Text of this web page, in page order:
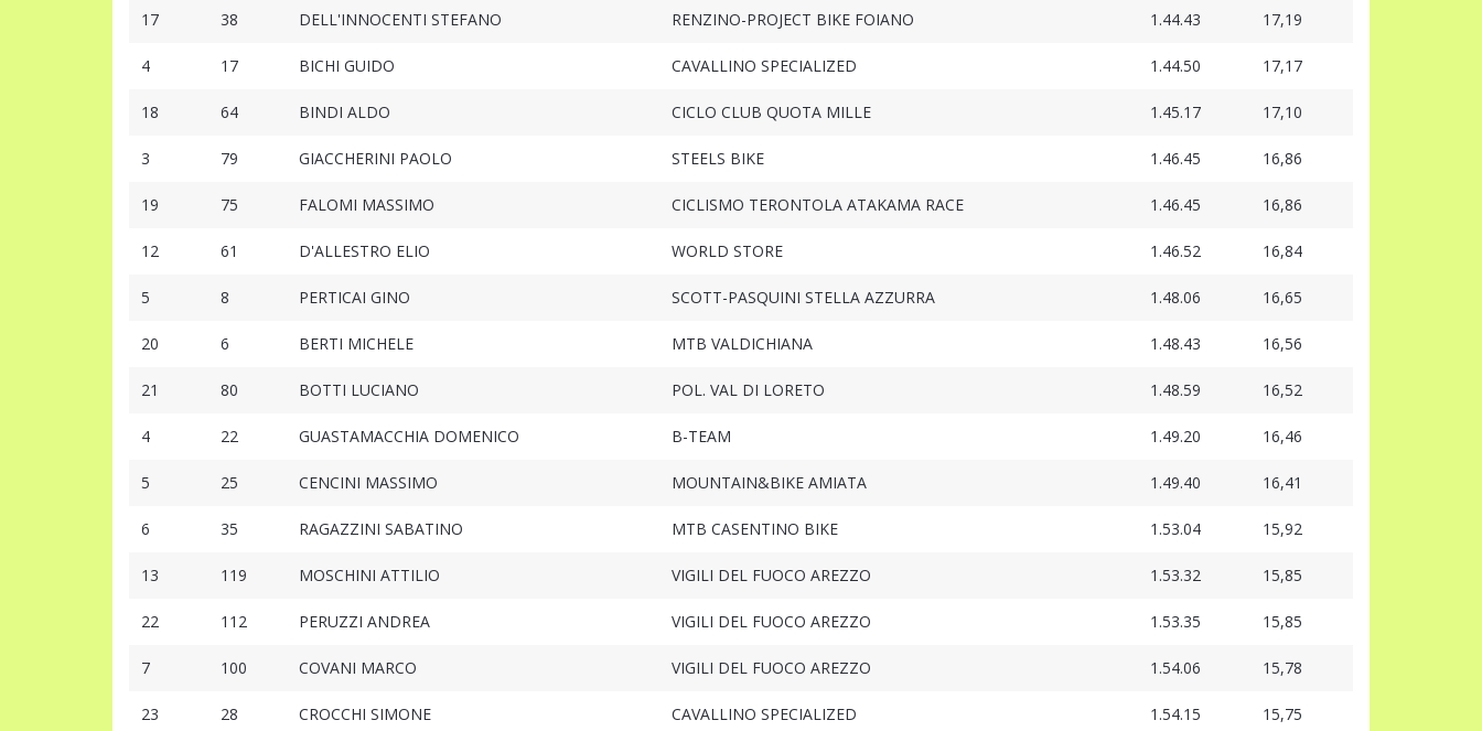
17 38 DELL'INNOCENTI STEFANO RENZINO-PROJECT BIKE FOIANO 1.44.43 17,19
4 17 BICHI GUIDO CAVALLINO SPECIALIZED 1.44.50 17,17
18 64 BINDI ALDO CICLO CLUB QUOTA MILLE 1.45.17 17,10
3 79 GIACCHERINI PAOLO STEELS BIKE 1.46.45 16,86
19 75 FALOMI MASSIMO CICLISMO TERONTOLA ATAKAMA RACE 1.46.45 16,86
12 61 D'ALLESTRO ELIO WORLD STORE 1.46.52 16,84
5 8 PERTICAI GINO SCOTT-PASQUINI STELLA AZZURRA 1.48.06 16,65
20 6 BERTI MICHELE MTB VALDICHIANA 1.48.43 16,56
21 80 BOTTI LUCIANO POL. VAL DI LORETO 1.48.59 16,52
4 22 GUASTAMACCHIA DOMENICO B-TEAM 1.49.20 16,46
5 25 CENCINI MASSIMO MOUNTAIN&BIKE AMIATA 1.49.40 16,41
6 35 RAGAZZINI SABATINO MTB CASENTINO BIKE 1.53.04 15,92
13 119 MOSCHINI ATTILIO VIGILI DEL FUOCO AREZZO 1.53.32 15,85
22 112 PERUZZI ANDREA VIGILI DEL FUOCO AREZZO 1.53.35 15,85
7 100 COVANI MARCO VIGILI DEL FUOCO AREZZO 1.54.06 15,78
23 28 CROCCHI SIMONE CAVALLINO SPECIALIZED 1.54.15 15,75